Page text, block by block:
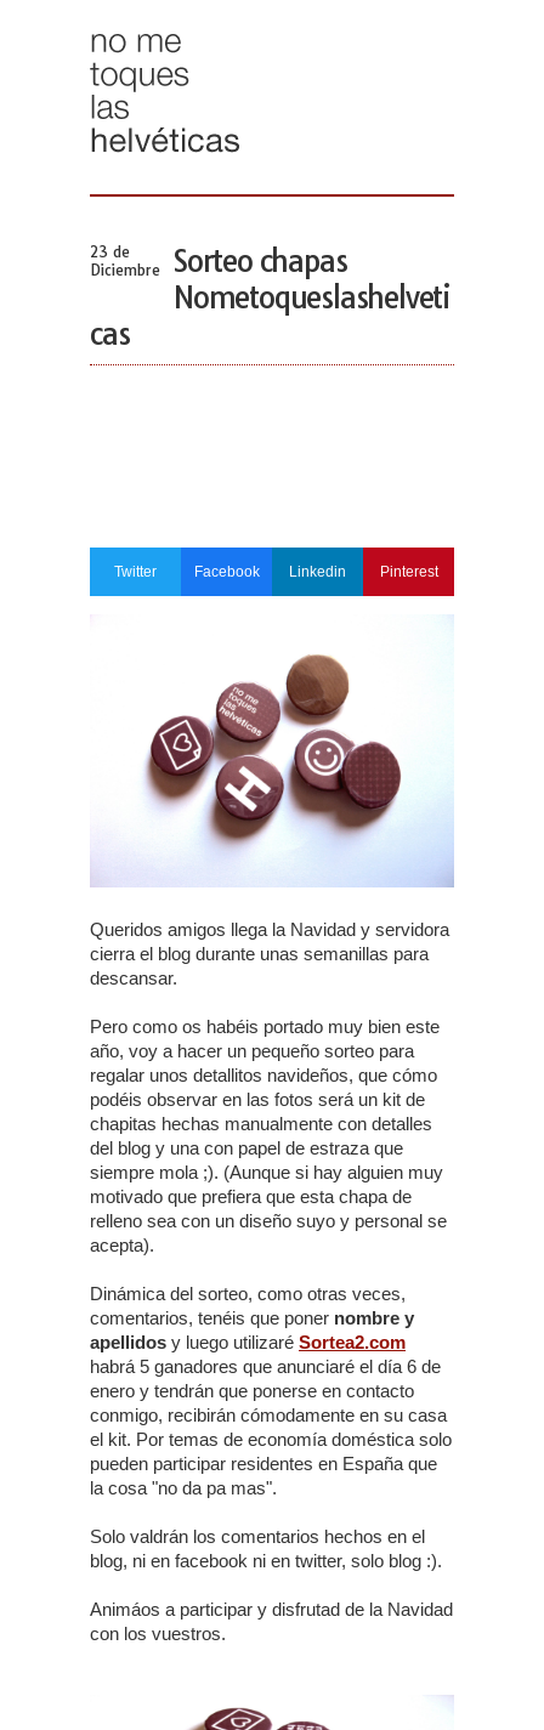
23 de
Diciembre
Sorteo chapas
Nometoqueslashelveti
cas
Twitter Facebook Linkedin Pinterest
Queridos amigos llega la Navidad y servidora
cierra el blog durante unas semanillas para
descansar.
Pero como os habéis portado muy bien este
año, voy a hacer un pequeño sorteo para
regalar unos detallitos navideños, que cómo
podéis observar en las fotos será un kit de
chapitas hechas manualmente con detalles
del blog y una con papel de estraza que
siempre mola ;). (Aunque si hay alguien muy
motivado que prefiera que esta chapa de
relleno sea con un diseño suyo y personal se
acepta).
Dinámica del sorteo, como otras veces,
comentarios, tenéis que poner nombre y
apellidos y luego utilizaré Sortea2.com
habrá 5 ganadores que anunciaré el día 6 de
enero y tendrán que ponerse en contacto
conmigo, recibirán cómodamente en su casa
el kit. Por temas de economía doméstica solo
pueden participar residentes en España que
la cosa "no da pa mas".
Solo valdrán los comentarios hechos en el
blog, ni en facebook ni en twitter, solo blog :).
Animáos a participar y disfrutad de la Navidad
con los vuestros.